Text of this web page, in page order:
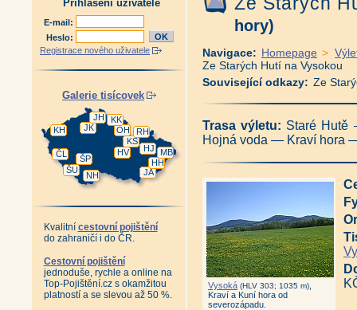
Přihlášení uživatele
E-mail:
Heslo:
Registrace nového uživatele
Galerie tisícovek
JA
HH
MB
HJ
HV
NH
KS
RH
ŠP
ŠU
OH
JK
KK
ČL
JH
KH
Kvalitní cestovní pojištění
do zahraničí i do ČR.
Cestovní pojištění
jednoduše, rychle a online na
Top-Pojištění.cz s okamžitou
platností a se slevou až 50 %.
hory)
Navigace: Homepage >
Ze Starých Hutí na Vysokou
Související odkazy: Ze
Trasa výletu: Staré
Hojná voda — Kraví hora
Vysoká (HLV 303; 1035 m)
Kraví a Kuní hora od
severozápadu.